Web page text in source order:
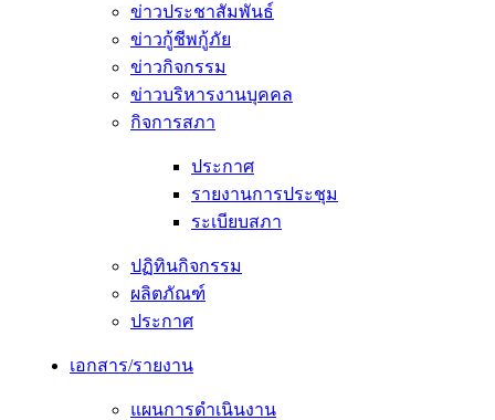
ข่าวประชาสัมพันธ์
ข่าวกู้ชีพกู้ภัย
ข่าวกิจกรรม
ข่าวบริหารงานบุคคล
กิจการสภา
ประกาศ
รายงานการประชุม
ระเบียบสภา
ปฏิทินกิจกรรม
ผลิตภัณฑ์
ประกาศ
เอกสาร/รายงาน
แผนการดำเนินงาน